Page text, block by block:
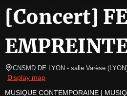
[Concert]
CNSMD DE LYON - salle Varèse (LYON
Display map
MUSIQUE CONTEMPORAINE |